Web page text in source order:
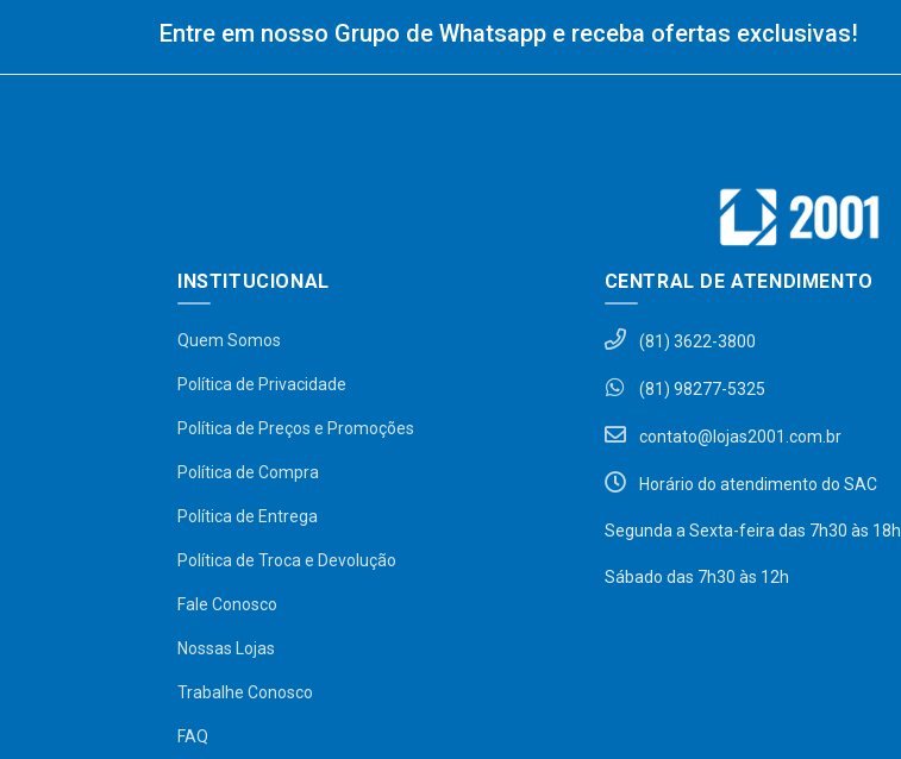
Entre em nosso Grupo de Whatsapp e receba ofertas exclusivas!
INSTITUCIONAL
Quem Somos
Política de Privacidade
Política de Preços e Promoções
Política de Compra
Política de Entrega
Política de Troca e Devolução
Fale Conosco
Nossas Lojas
Trabalhe Conosco
FAQ
CENTRAL DE ATENDIMENTO
(81) 3622-3800
(81) 98277-5325
contato@lojas2001.com.br
Horário do atendimento do SAC
Segunda a Sexta-feira das 7h30 às 18h
Sábado das 7h30 às 12h